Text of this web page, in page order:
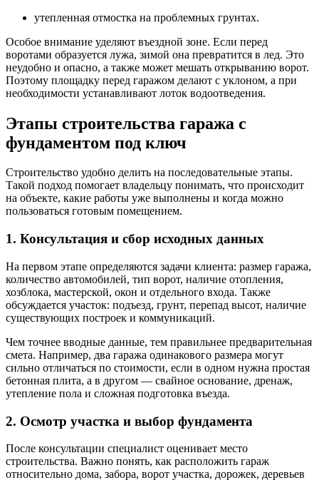
утепленная отмостка на проблемных грунтах.
Особое внимание уделяют въездной зоне. Если перед
воротами образуется лужа, зимой она превратится в лед. Это
неудобно и опасно, а также может мешать открыванию ворот.
Поэтому площадку перед гаражом делают с уклоном, а при
необходимости устанавливают лоток водоотведения.
Этапы строительства гаража с
фундаментом под ключ
Строительство удобно делить на последовательные этапы.
Такой подход помогает владельцу понимать, что происходит
на объекте, какие работы уже выполнены и когда можно
пользоваться готовым помещением.
1. Консультация и сбор исходных данных
На первом этапе определяются задачи клиента: размер гаража,
количество автомобилей, тип ворот, наличие отопления,
хозблока, мастерской, окон и отдельного входа. Также
обсуждается участок: подъезд, грунт, перепад высот, наличие
существующих построек и коммуникаций.
Чем точнее вводные данные, тем правильнее предварительная
смета. Например, два гаража одинакового размера могут
сильно отличаться по стоимости, если в одном нужна простая
бетонная плита, а в другом — свайное основание, дренаж,
утепление пола и сложная подготовка въезда.
2. Осмотр участка и выбор фундамента
После консультации специалист оценивает место
строительства. Важно понять, как расположить гараж
относительно дома, забора, ворот участка, дорожек, деревьев